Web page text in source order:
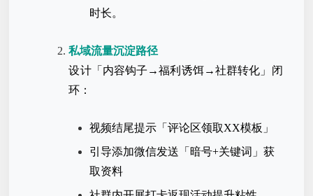
时长。
私域流量沉淀路径
设计「内容钩子→福利诱饵→社群转化」闭
环：
视频结尾提示「评论区领取XX模板」
引导添加微信发送「暗号+关键词」获
取资料